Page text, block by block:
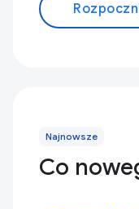
Najnowsze
Co